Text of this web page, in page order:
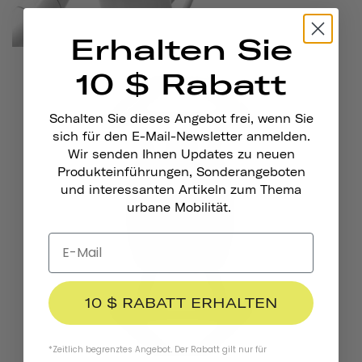
Erhalten Sie
10 $ Rabatt
Schalten Sie dieses Angebot frei, wenn Sie
sich für den E-Mail-Newsletter anmelden.
Wir senden Ihnen Updates zu neuen
Produkteinführungen, Sonderangeboten
und interessanten Artikeln zum Thema
urbane Mobilität.
10 $ RABATT ERHALTEN
*Zeitlich begrenztes Angebot. Der Rabatt gilt nur für